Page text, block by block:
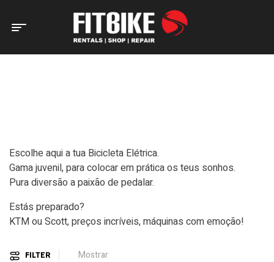
Home Page Bicicletas Eléctricas
Escolhe aqui a tua Bicicleta Elétrica.
Gama juvenil, para colocar em prática os teus sonhos.
Pura diversão a paixão de pedalar.
Estás preparado?
KTM ou Scott, preços incríveis, máquinas com emoção!
FILTER Mostrar